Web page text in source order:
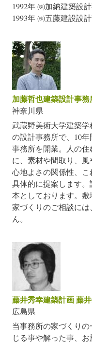
1992年 ㈱加納建築設
1993年 ㈱五藤建設設
加藤哲也建築設計事
神奈川県
武蔵野美術大学建築
の設計事務所で、10
事務所を開業。人の
に、素材や間取り、
心地よさの関係性、
具体的に提案します
本としております。
家づくりのご相談に
ん。
藤井秀幸建築計画 藤
広島県
当事務所の家づくり
じる事や解った事、